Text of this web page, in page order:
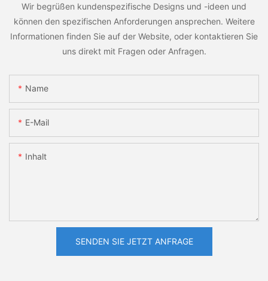
Wir begrüßen kundenspezifische Designs und -ideen und
können den spezifischen Anforderungen ansprechen. Weitere
Informationen finden Sie auf der Website, oder kontaktieren Sie
uns direkt mit Fragen oder Anfragen.
Name
E-Mail
Inhalt
SENDEN SIE JETZT ANFRAGE